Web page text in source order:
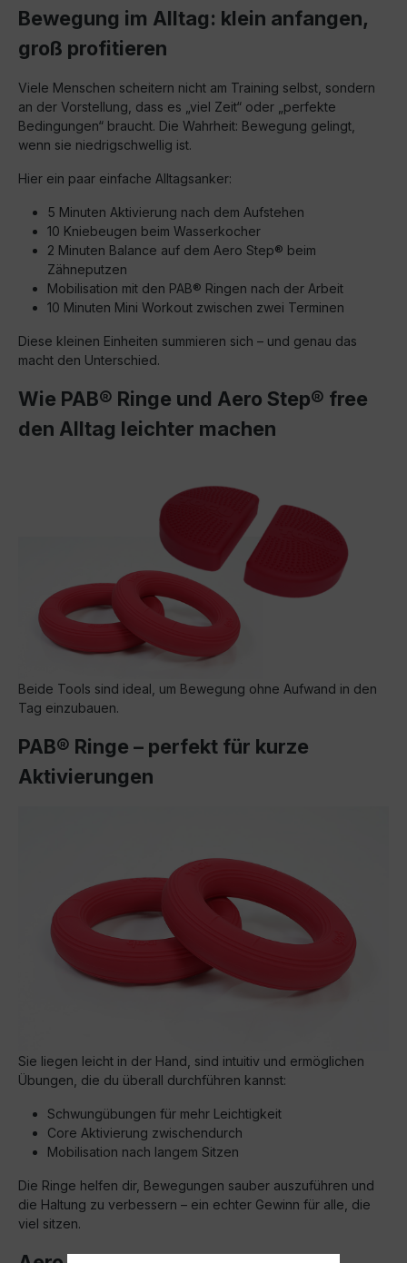
Bewegung im Alltag: klein anfangen,
groß profitieren
Viele Menschen scheitern nicht am Training selbst, sondern
an der Vorstellung, dass es „viel Zeit“ oder „perfekte
Bedingungen“ braucht. Die Wahrheit: Bewegung gelingt,
wenn sie niedrigschwellig ist.
Hier ein paar einfache Alltagsanker:
5 Minuten Aktivierung nach dem Aufstehen
10 Kniebeugen beim Wasserkocher
2 Minuten Balance auf dem Aero Step® beim
Zähneputzen
Mobilisation mit den PAB® Ringen nach der Arbeit
10 Minuten Mini Workout zwischen zwei Terminen
Diese kleinen Einheiten summieren sich – und genau das
macht den Unterschied.
Wie PAB® Ringe und Aero Step® free
den Alltag leichter machen
Beide Tools sind ideal, um Bewegung ohne Aufwand in den
Tag einzubauen.
PAB® Ringe – perfekt für kurze
Aktivierungen
Sie liegen leicht in der Hand, sind intuitiv und ermöglichen
Übungen, die du überall durchführen kannst:
Schwungübungen für mehr Leichtigkeit
Core Aktivierung zwischendurch
Mobilisation nach langem Sitzen
Die Ringe helfen dir, Bewegungen sauber auszuführen und
die Haltung zu verbessern – ein echter Gewinn für alle, die
viel sitzen.